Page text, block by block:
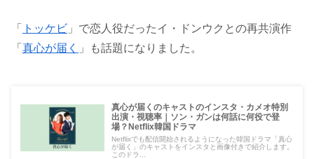
「 トッケビ 」で恋人役だったイ・ドンウクとの再共演作
「 真心が届く 」も話題になりました。
真心が届くのキャストのインスタ・カメオ特別
出演・視聴率｜ソン・ガンは何話に何役で登
場？Netflix韓国ドラマ
Netflixでも配信開始されるようになった韓国ドラマ「真心
が届く」のキャストをインスタと画像付きで紹介します。
このドラ...